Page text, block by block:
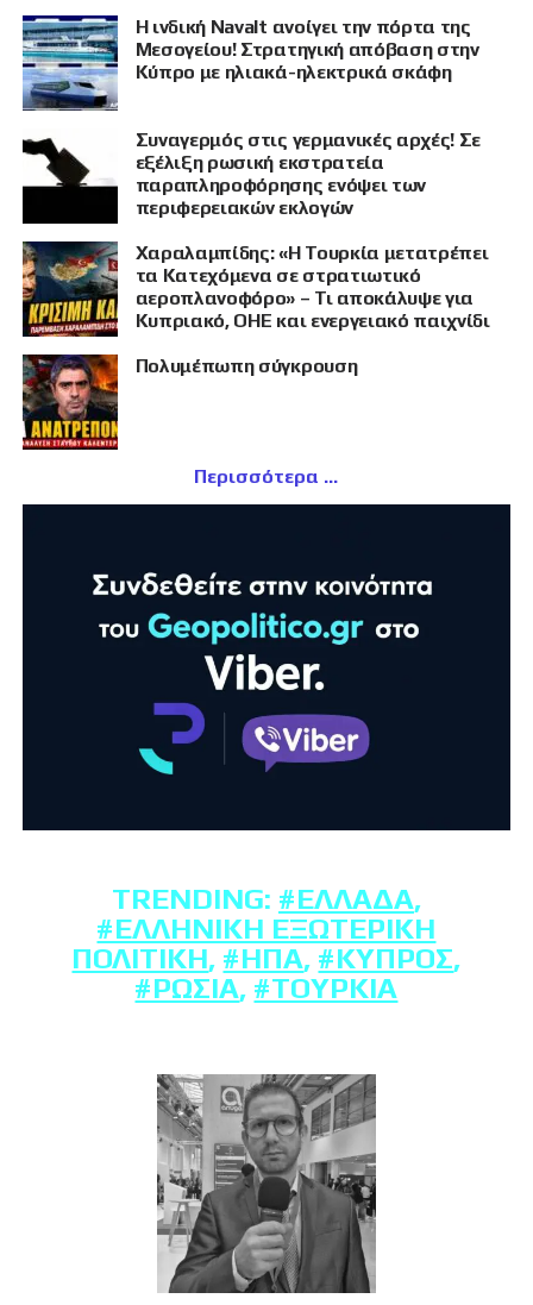
Η ινδική Navalt ανοίγει την πόρτα της
Μεσογείου! Στρατηγική απόβαση στην
Κύπρο με ηλιακά-ηλεκτρικά σκάφη
Συναγερμός στις γερμανικές αρχές! Σε
εξέλιξη ρωσική εκστρατεία
παραπληροφόρησης ενόψει των
περιφερειακών εκλογών
Χαραλαμπίδης: «Η Τουρκία μετατρέπει
τα Κατεχόμενα σε στρατιωτικό
αεροπλανοφόρο» – Τι αποκάλυψε για
Κυπριακό, ΟΗΕ και ενεργειακό παιχνίδι
Πολυμέπωπη σύγκρουση
Περισσότερα
TRENDING: #ΕΛΛΆΔΑ,
#ΕΛΛΗΝΙΚΉ ΕΞΩΤΕΡΙΚΉ
ΠΟΛΙΤΙΚΉ, #ΗΠΑ, #ΚΎΠΡΟΣ,
#ΡΩΣΊΑ, #ΤΟΥΡΚΊΑ